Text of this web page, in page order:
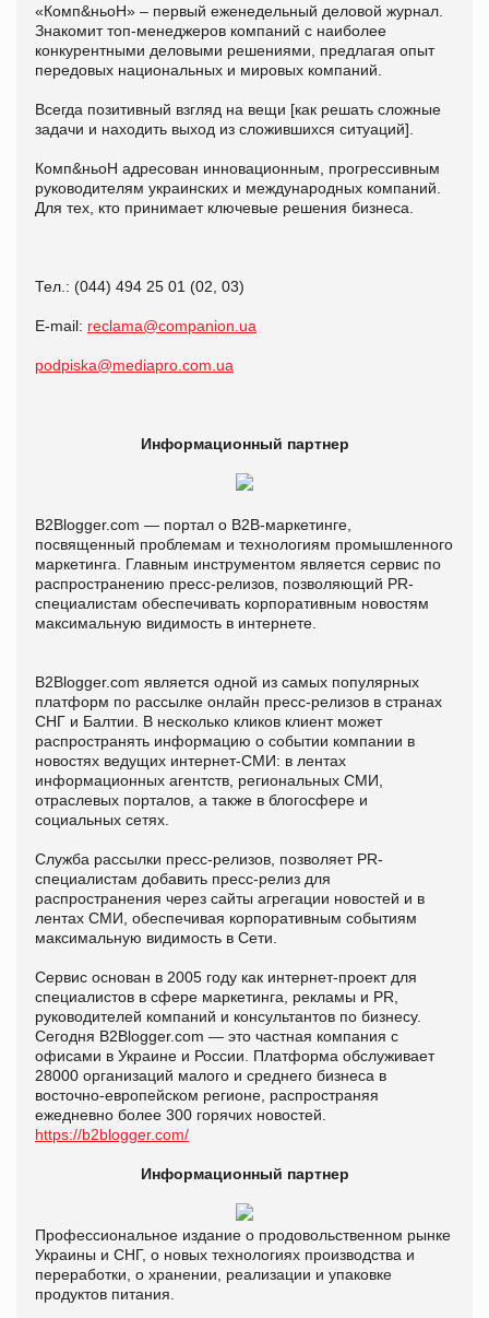
«Комп&ньоН» – первый еженедельный деловой журнал.
Знакомит топ-менеджеров компаний с наиболее
конкурентными деловыми решениями, предлагая опыт
передовых национальных и мировых компаний.
Всегда позитивный взгляд на вещи [как решать сложные
задачи и находить выход из сложившихся ситуаций].
Комп&ньоН адресован инновационным, прогрессивным
руководителям украинских и международных компаний.
Для тех, кто принимает ключевые решения бизнеса.
Тел.: (044) 494 25 01 (02, 03)
Е-mail: reclama@companion.ua
podpiska@mediapro.com.ua
Информационный партнер
B2Blogger.com — портал о B2B-маркетинге,
посвященный проблемам и технологиям промышленного
маркетинга. Главным инструментом является сервис по
распространению пресс-релизов, позволяющий PR-
специалистам обеспечивать корпоративным новостям
максимальную видимость в интернете.
B2Blogger.com является одной из самых популярных
платформ по рассылке онлайн пресс-релизов в странах
СНГ и Балтии. В несколько кликов клиент может
распространять информацию о событии компании в
новостях ведущих интернет-СМИ: в лентах
информационных агентств, региональных СМИ,
отраслевых порталов, а также в блогосфере и
социальных сетях.
Служба рассылки пресс-релизов, позволяет PR-
специалистам добавить пресс-релиз для
распространения через сайты агрегации новостей и в
лентах СМИ, обеспечивая корпоративным событиям
максимальную видимость в Сети.
Сервис основан в 2005 году как интернет-проект для
специалистов в сфере маркетинга, рекламы и PR,
руководителей компаний и консультантов по бизнесу.
Сегодня B2Blogger.com — это частная компания с
офисами в Украине и России. Платформа обслуживает
28000 организаций малого и среднего бизнеса в
восточно-европейском регионе, распространяя
ежедневно более 300 горячих новостей.
https://b2blogger.com/
Информационный партнер
Профессиональное издание о продовольственном рынке
Украины и СНГ, о новых технологиях производства и
переработки, о хранении, реализации и упаковке
продуктов питания.